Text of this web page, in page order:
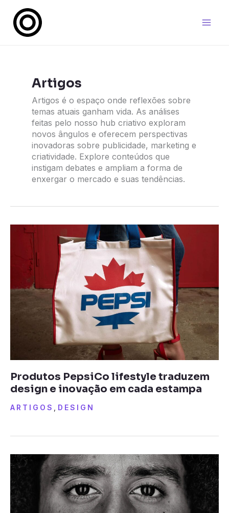
para
Artigos
Artigos é o espaço onde reflexões sobre
temas atuais ganham vida. As análises
feitas pelo nosso hub criativo exploram
novos ângulos e oferecem perspectivas
inovadoras sobre publicidade, marketing e
criatividade. Explore conteúdos que
instigam debates e ampliam a forma de
enxergar o mercado e suas tendências.
Produtos PepsiCo lifestyle traduzem
design e inovação em cada estampa
ARTIGOS DESIGN